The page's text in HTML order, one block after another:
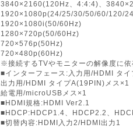
3840×2160(120Hz、4:4:4)、
1920×1080p(24/25/30/50/60/120/
1920×1080i(50/60Hz)
1280×720p(50/60Hz)
720×576p(50Hz)
720×480p(60Hz)
※接続するTVやモニターの解像度に依
■インターフェース:入力用/HDMI タ
出力用/HDMI タイプA(19PIN)メス×1
給電用/microUSBメス×1
■HDMI規格:HDMI Ver2.1
■HDCP:HDCP1.4、HDCP2.2、
■切替内容:HDMI入力2/HDMI出力1